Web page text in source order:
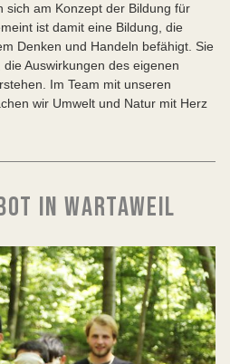
sich am Konzept der Bildung für
ist damit eine Bildung, die
Denken und Handeln befähigt. Sie
Auswirkungen des eigenen
Im Team mit unseren
wir Umwelt und Natur mit Herz
IN WARTAWEIL